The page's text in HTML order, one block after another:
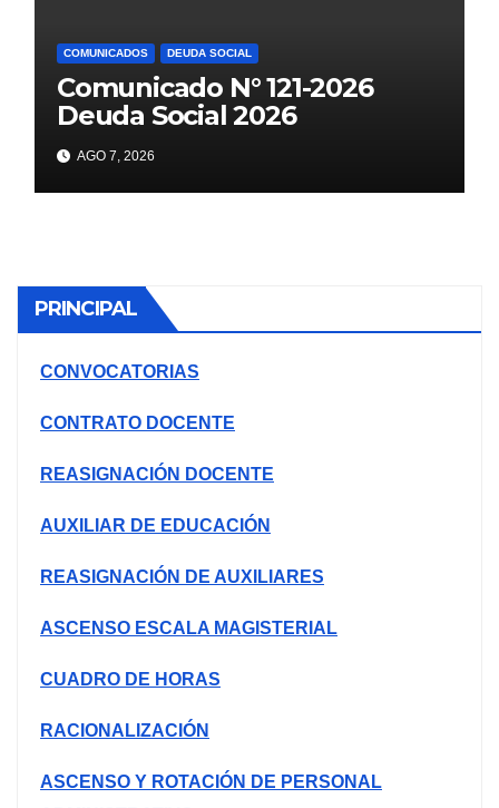
COMUNICADOS DEUDA SOCIAL
Comunicado N° 121-2026
Deuda Social 2026
AGO 7, 2026
PRINCIPAL
CONVOCATORIAS
CONTRATO DOCENTE
REASIGNACIÓN DOCENTE
AUXILIAR DE EDUCACIÓN
REASIGNACIÓN DE AUXILIARES
ASCENSO ESCALA MAGISTERIAL
CUADRO DE HORAS
RACIONALIZACIÓN
ASCENSO Y ROTACIÓN DE PERSONAL